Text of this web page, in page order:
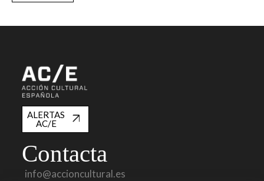
ALERTAS
AC/E
Contacta
info@accioncultural.es